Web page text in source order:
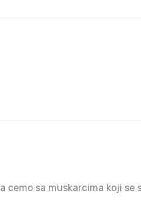
cemo sa muskarcima koji se